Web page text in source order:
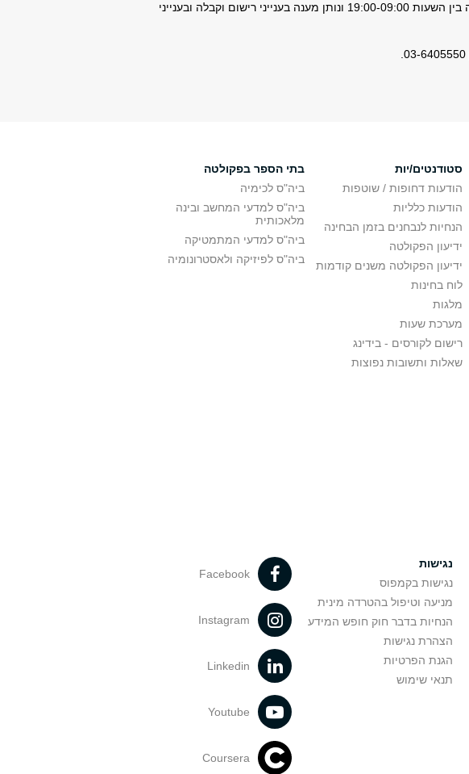
האגף מפעיל את מוקד הפניות, מוקד כל האוניברסית"א, הפועל בימים א-ה בין השעות 19:00-09:00 ונותן מענה בענייני רישום וקבלה ובענייני
סטודנטים/יות
הודעות דחופות / שוטפות
הודעות כלליות
הנחיות לנבחנים בזמן הבחינה
ידיעון הפקולטה
ידיעון הפקולטה משנים קודמות
לוח בחינות
מלגות
מערכת שעות
רישום לקורסים - בידינג
שאלות ותשובות נפוצות
בתי הספר בפקולטה
ביה"ס לכימיה
ביה"ס למדעי המחשב ובינה
מלאכותית
ביה"ס למדעי המתמטיקה
ביה"ס לפיזיקה ולאסטרונומיה
נגישות
נגישות בקמפוס
מניעה וטיפול בהטרדה מינית
הנחיות בדבר חוק חופש המידע
הצהרת נגישות
הגנת הפרטיות
תנאי שימוש
Facebook
Instagram
Linkedin
Youtube
Coursera